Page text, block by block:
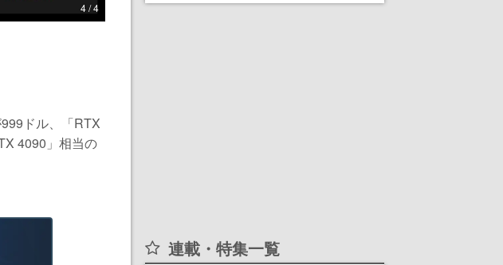
4 / 4
ドル、「RTX
4090」相当の
連載・特集一覧